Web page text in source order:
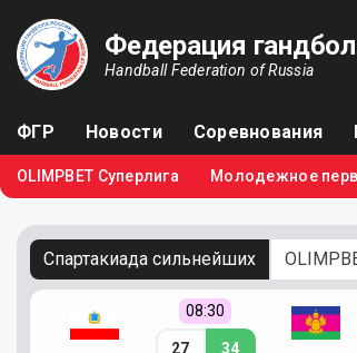
Федерация
Handball Federation of Russia
ФГР Новости Соревнования
OLIMPBET Суперлига Молодежное
Спартакиада сильнейших
08:30
27 34